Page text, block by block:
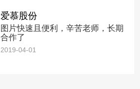
爱慕股份
图片快速且便利，辛苦老师，长期
合作了
2019-04-01